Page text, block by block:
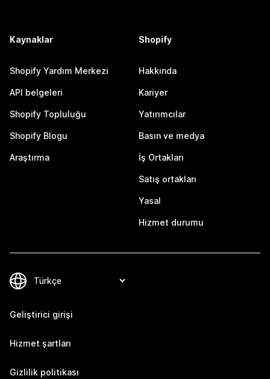
Kaynaklar
Shopify Yardım Merkezi
API belgeleri
Shopify Topluluğu
Shopify Blogu
Araştırma
Shopify
Hakkında
Kariyer
Yatırımcılar
Basın ve medya
İş Ortakları
Satış ortakları
Yasal
Hizmet durumu
Geliştirici girişi
Hizmet şartları
Gizlilik politikası